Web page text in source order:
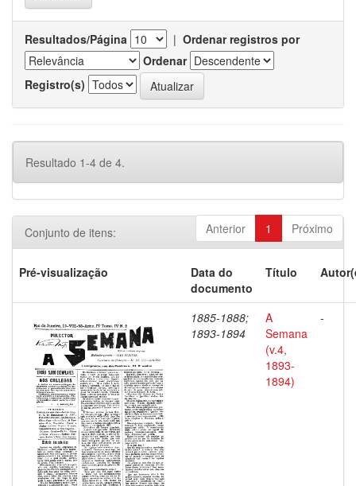
Resultados/Página | Ordenar registros por
Ordenar
Registro(s)
Resultado 1-4 de 4.
Anterior 1 Próximo
Conjunto de itens:
Pré-visualização
Data do
documento
Título
1885-1888;
1893-1894
A
Semana
(v.4,
1893-
1894)
-